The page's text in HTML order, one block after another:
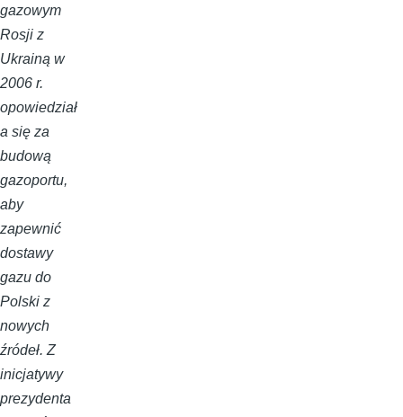
gazowym
Rosji z
Ukrainą w
2006 r.
opowiedział
a się za
budową
gazoportu,
aby
zapewnić
dostawy
gazu do
Polski z
nowych
źródeł. Z
inicjatywy
prezydenta